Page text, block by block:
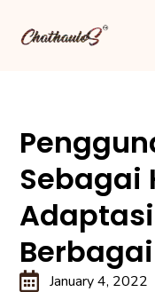
Sebagai
January 4, 2022